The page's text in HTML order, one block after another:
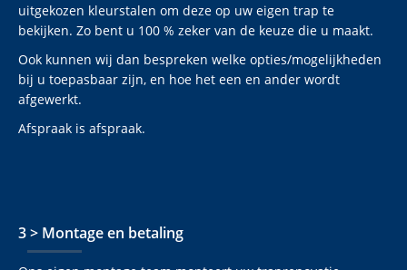
uitgekozen kleurstalen om deze op uw eigen trap te
bekijken. Zo bent u 100 % zeker van de keuze die u maakt.
Ook kunnen wij dan bespreken welke opties/mogelijkheden
bij u toepasbaar zijn, en hoe het een en ander wordt
afgewerkt.
Afspraak is afspraak.
3 > Montage en betaling